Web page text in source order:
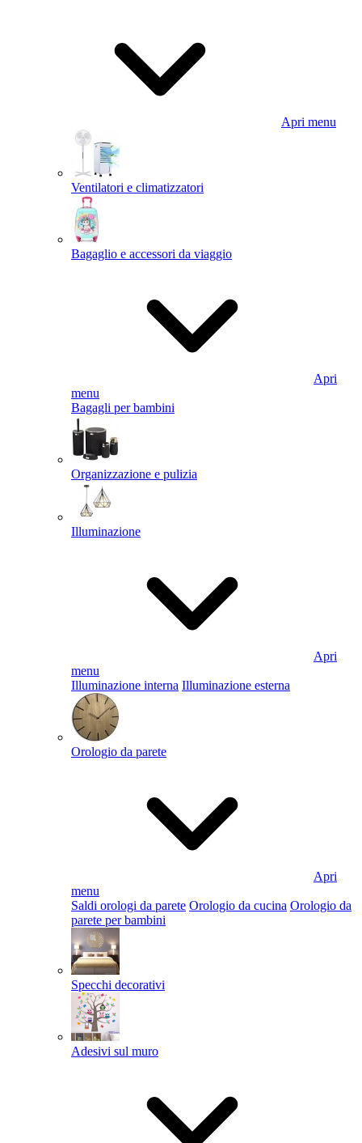
Apri menu
Ventilatori e climatizzatori
Bagaglio e accessori da viaggio
Apri
menu
Bagagli per bambini
Organizzazione e pulizia
Illuminazione
Apri
menu
Illuminazione interna Illuminazione esterna
Orologio da parete
Apri
menu
Saldi orologi da parete Orologio da cucina Orologio da
parete per bambini
Specchi decorativi
Adesivi sul muro